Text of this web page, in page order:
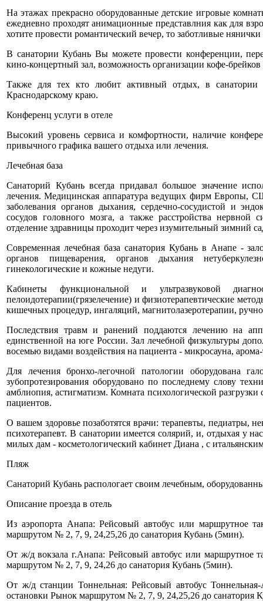
На этажах прекрасно оборудованные детские игровые
ежедневно проходят анимационные представлния как для
хотите провести романтический вечер, то заботливые
В санатории Кубань Вы можете провести конференции,
кино-концертный зал, возможность организации кофе-
Также для тех кто любит активный отдых, в
Краснодарскому краю.
Конференц услуги в отеле
Высокий уровень сервиса и комфортности, наличие
привычного графика вашего отдыха или лечения.
Лечебная база
Санаторий Кубань всегда придавал большое значение
лечения. Медицинская аппаратура ведущих фирм Европы,
заболевания органов дыхания, сердечно-сосудистой и
сосудов головного мозга, а также расстройства
отделение здравницы проходит через изумительный зимний
Современная лечебная база санатория Кубань в Анапе -
органов пищеварения, органов дыхания
гинекологические и кожные недуги.
Кабинеты функциональной и ультразвуковой
пелоидотерапии(грязелечение) и физиотерапевтические
кишечных процедур, ингаляций, магнитолазеротерапии,
Последствия травм и ранений поддаются лечению на
единственной на юге России. Зал лечебной физкультуры
восемью видами воздействия на пациента - микросауна,
Для лечения бронхо-легочной патологии оборудована
зубопротезирования оборудовано по последнему слову
амблиопия, астигматизм. Комната психологической
пациентов.
О вашем здоровье позаботятся врачи: терапевты, педиатры,
психотерапевт. В санатории имеется солярий, и, отдыхая у
милых дам - косметологический кабинет Диана , с
Пляж
Санаторий Кубань распологает своим лечебным,
Описание проезда в отель
Из аэропорта Анапа: Рейсовый автобус или маршрутное
маршрутом № 2, 7, 9, 24,25,26 до санатория Кубань (5мин).
От ж/д вокзала г.Анапа: Рейсовый автобус или маршрутное
маршрутом № 2, 7, 9, 24,26 до санатория Кубань (5мин).
От ж/д станции Тоннельная: Рейсовый автобус
остановки Рынок маршрутом № 2, 7, 9, 24,25,26 до санатория